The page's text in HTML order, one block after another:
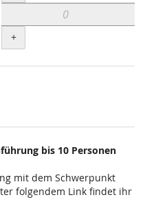
+
bis 10 Personen
mit dem Schwerpunkt
folgendem Link findet ihr